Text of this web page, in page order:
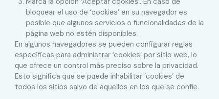
bloquear el uso de ‘cookies’ en su navegador es
posible que algunos servicios o funcionalidades de la
página web no estén disponibles.
En algunos navegadores se pueden configurar reglas
específicas para administrar ‘cookies’ por sitio web, lo
que ofrece un control más preciso sobre la privacidad.
Esto significa que se puede inhabilitar ‘cookies’ de
todos los sitios salvo de aquellos en los que se confíe.